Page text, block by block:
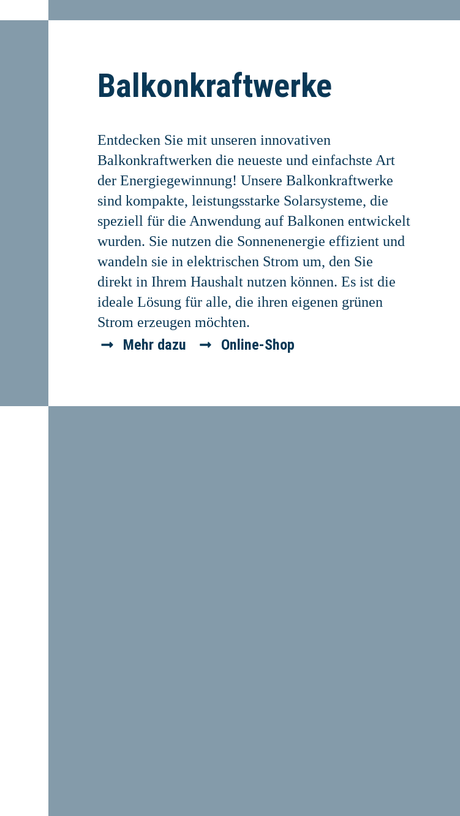
Balkonkraftwerke
Entdecken Sie mit unseren innovativen
Balkonkraftwerken die neueste und einfachste Art
der Energiegewinnung! Unsere Balkonkraftwerke
sind kompakte, leistungsstarke Solarsysteme, die
speziell für die Anwendung auf Balkonen entwickelt
wurden. Sie nutzen die Sonnenenergie effizient und
wandeln sie in elektrischen Strom um, den Sie
direkt in Ihrem Haushalt nutzen können. Es ist die
ideale Lösung für alle, die ihren eigenen grünen
Strom erzeugen möchten.
Mehr dazu Online-Shop